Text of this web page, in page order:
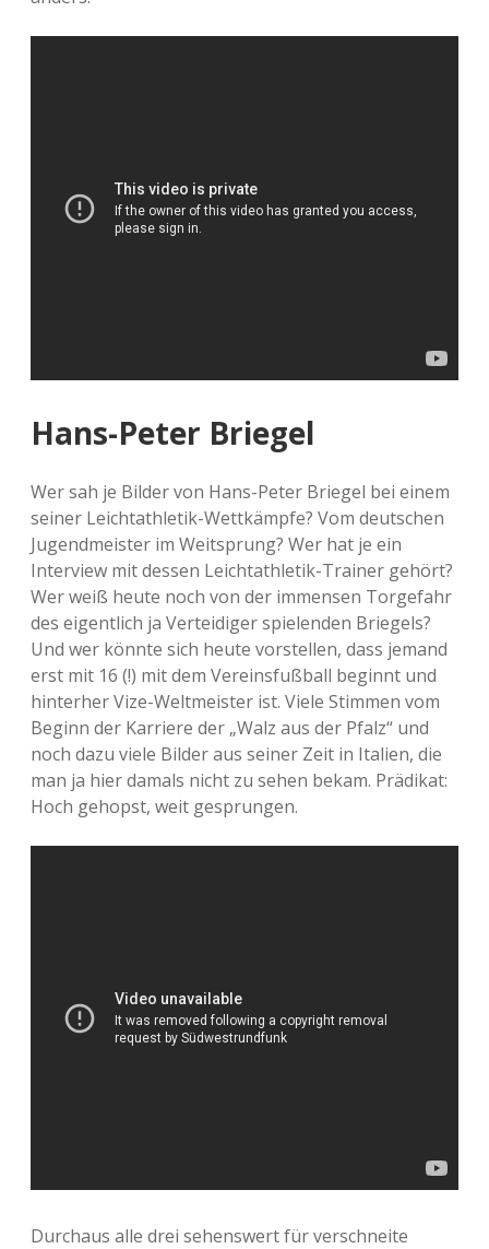
Hans-Peter Briegel
Wer sah je Bilder von Hans-Peter Briegel bei einem
seiner Leichtathletik-Wettkämpfe? Vom deutschen
Jugendmeister im Weitsprung? Wer hat je ein
Interview mit dessen Leichtathletik-Trainer gehört?
Wer weiß heute noch von der immensen Torgefahr
des eigentlich ja Verteidiger spielenden Briegels?
Und wer könnte sich heute vorstellen, dass jemand
erst mit 16 (!) mit dem Vereinsfußball beginnt und
hinterher Vize-Weltmeister ist. Viele Stimmen vom
Beginn der Karriere der „Walz aus der Pfalz“ und
noch dazu viele Bilder aus seiner Zeit in Italien, die
man ja hier damals nicht zu sehen bekam. Prädikat:
Hoch gehopst, weit gesprungen.
Durchaus alle drei sehenswert für verschneite